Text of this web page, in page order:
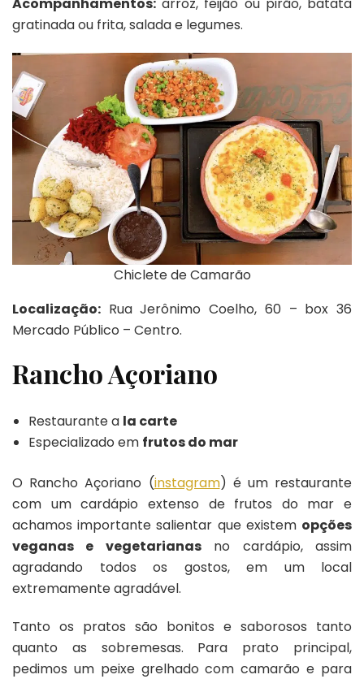
gratinada ou frita, salada e legumes.
Chiclete de Camarão
Localização: Rua Jerônimo Coelho, 60 – box 36
Mercado Público – Centro.
Rancho Açoriano
Restaurante a la carte
Especializado em frutos do mar
O Rancho Açoriano (instagram) é um restaurante
com um cardápio extenso de frutos do mar e
achamos importante salientar que existem opções
veganas e vegetarianasno cardápio, assim
agradando todos os gostos, em um local
extremamente agradável.
Tanto os pratos são bonitos e saborosos tanto
quanto as sobremesas. Para prato principal,
pedimos um peixe grelhado com camarão e para